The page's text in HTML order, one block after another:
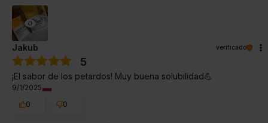
Jakub verificado
5
¡El sabor de los petardos! Muy buena solubilidad💪
9/1/2025
0
0